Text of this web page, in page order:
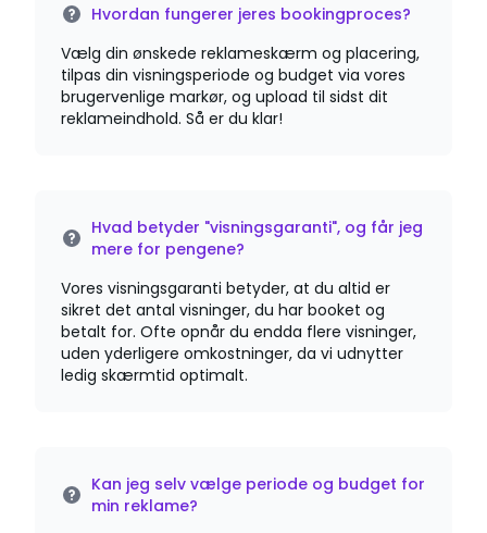
Hvordan fungerer jeres bookingproces?
Vælg din ønskede reklameskærm og placering,
tilpas din visningsperiode og budget via vores
brugervenlige markør, og upload til sidst dit
reklameindhold. Så er du klar!
Hvad betyder "visningsgaranti", og får jeg
mere for pengene?
Vores visningsgaranti betyder, at du altid er
sikret det antal visninger, du har booket og
betalt for. Ofte opnår du endda flere visninger,
uden yderligere omkostninger, da vi udnytter
ledig skærmtid optimalt.
Kan jeg selv vælge periode og budget for
min reklame?